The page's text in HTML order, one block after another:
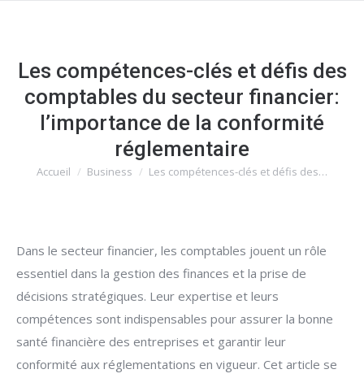
Les compétences-clés et défis des
comptables du secteur financier:
l’importance de la conformité
réglementaire
Vous êtes ici :
Accueil Business Les compétences-clés et défis des…
Dans le secteur financier, les comptables jouent un rôle
essentiel dans la gestion des finances et la prise de
décisions stratégiques. Leur expertise et leurs
compétences sont indispensables pour assurer la bonne
santé financière des entreprises et garantir leur
conformité aux réglementations en vigueur. Cet article se